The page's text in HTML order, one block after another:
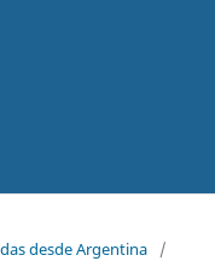
desde Argentina
/